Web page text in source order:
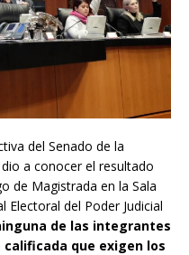
del Senado de la
dio a conocer el resultado
de Magistrada en la Sala
Electoral del Poder Judicial
de las integrantes
que exigen los